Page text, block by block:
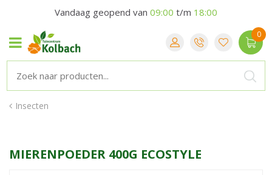
Insecten
Vandaag geopend van 09:00 t/m 18:00
MIERENPOEDER 400G ECOSTYLE